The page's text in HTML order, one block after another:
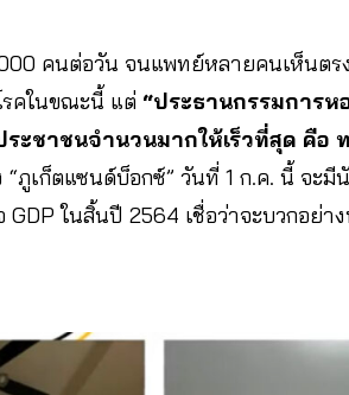
คนต่อวัน จนแพทย์หลายคนเห็นตร
คในขณะนี้ แต่ “ประธานกรรมการห
ะชาชนจำนวนมากให้เร็วที่สุด คือ
ภูเก็ตแซนด์บ็อกซ์” วันที่ 1 ก.ค. นี้ จะมี
ในสิ้นปี 2564 เชื่อว่าจะบวกอย่า